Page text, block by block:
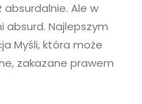
Ale w
absurd. Najlepszym
Myśli, która może
zakazane prawem